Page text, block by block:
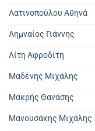
Λατινοπούλου Αθηνά
Λημναίος Γιάννης
Λίτη Αφροδίτη
Μαδένης Μιχάλης
Μακρής Θανάσης
Μανουσάκης Μιχάλης